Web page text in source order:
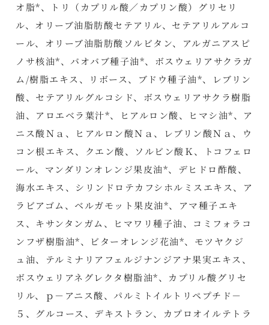
オ脂*、トリ（カプリル酸／カプリン酸）グリセリ
ル、オリーブ油脂肪酸セテアリル、セテアリルアルコ
ール、オリーブ油脂肪酸ソルビタン、アルガニアスピ
ノサ核油*、バオバブ種子油*、ボスウェリアサクラガ
ム/樹脂エキス、リボース、ブドウ種子油*、レブリン
酸、セテアリルグルコシド、ボスウェリアサクラ樹脂
油、アロエベラ葉汁*、ヒアルロン酸、ヒマシ油*、ア
ニス酸Ｎａ、ヒアルロン酸Ｎａ、レブリン酸Ｎａ、ウ
コン根エキス、クエン酸、ソルビン酸Ｋ、トコフェロ
ール、マンダリンオレンジ果皮油*、デヒドロ酢酸、
海水エキス、シリンドロテカフシホルミスエキス、ア
ラビアゴム、ベルガモット果皮油*、アマ種子エキ
ス、キサンタンガム、ヒマワリ種子油、コミフォラコ
ンフザ樹脂油*、ビターオレンジ花油*、モツヤクジ
ュ油、テルミナリアフェルジナンジアナ果実エキス、
ボスウェリアネグレクタ樹脂油*、カプリル酸グリセ
リル、ｐ－アニス酸、パルミトイルトリペプチド－
５、グルコース、デキストラン、カプロオイルテトラ